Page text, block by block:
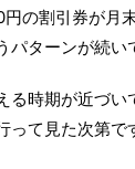
の割引券が月
ターンが続い
る時期が近づ
って見た次第で